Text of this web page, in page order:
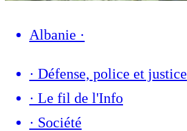
Albanie ·
· Défense, police et justice
· Le fil de l'Info
· Société